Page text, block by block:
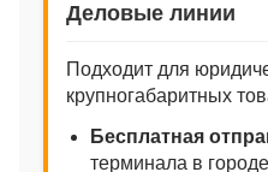
Деловые линии
Подходит для
крупногабаритных
Бесплатная
терминала в